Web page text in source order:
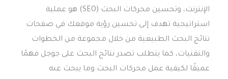
الإنترنت، وتحسين محركات البحث (SEO) هو عملية
استراتيجية تهدف إلى تحسين رؤية موقعك في صفحات
نتائج البحث الطبيعية من خلال مجموعة من الخطوات
والتقنيات، كما يتطلب تصدر نتائج البحث على جوجل فهمًا
عميقًا لكيفية عمل محركات البحث وما يبحث عنه